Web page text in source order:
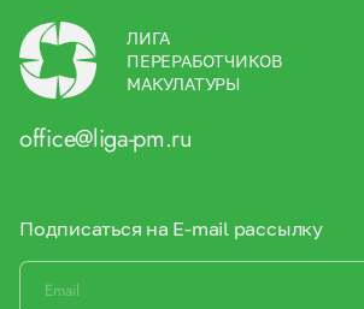
ЛИГА
ПЕРЕРАБОТЧИКОВ
МАКУЛАТУРЫ
office@liga-pm.ru
Подписаться на E-mail рассылку